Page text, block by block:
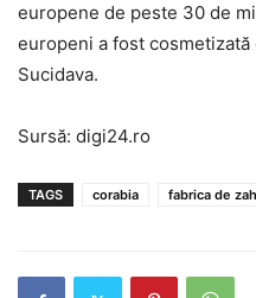
europene de peste 30 de
europeni a fost
Sucidava.
Sursă: digi24.ro
TAGS corabia fabrica de